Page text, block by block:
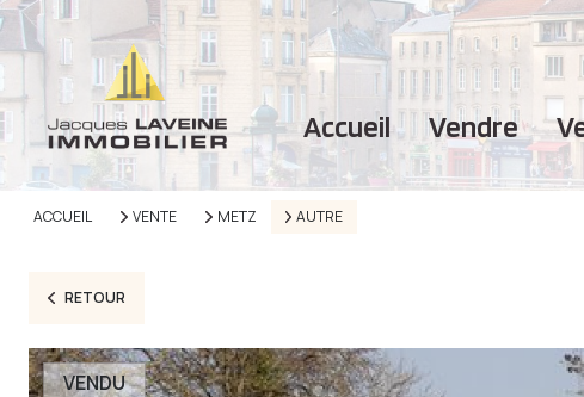
accueil vendre
ACCUEIL VENTE METZ AUTRE
RETOUR
VENDU